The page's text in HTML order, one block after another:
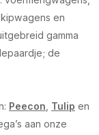
en
gamma
de
Peecon Tulip en
aan onze